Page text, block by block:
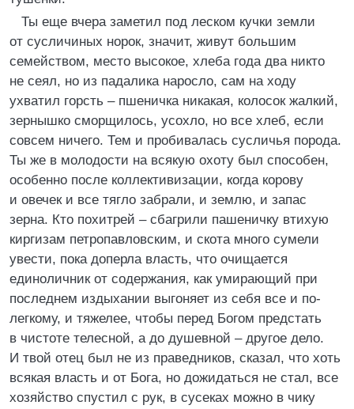
Ты еще вчера заметил под леском кучки земли
от сусличиных норок, значит, живут большим
семейством, место высокое, хлеба года два никто
не сеял, но из падалика наросло, сам на ходу
ухватил горсть – пшеничка никакая, колосок жалкий,
зернышко сморщилось, усохло, но все хлеб, если
совсем ничего. Тем и пробивалась сусличья порода.
Ты же в молодости на всякую охоту был способен,
особенно после коллективизации, когда корову
и овечек и все тягло забрали, и землю, и запас
зерна. Кто похитрей – сбагрили пашеничку втихую
киргизам петропавловским, и скота много сумели
увести, пока доперла власть, что очищается
единоличник от содержания, как умирающий при
последнем издыхании выгоняет из себя все и по-
легкому, и тяжелее, чтобы перед Богом предстать
в чистоте телесной, а до душевной – другое дело.
И твой отец был не из праведников, сказал, что хоть
всякая власть и от Бога, но дожидаться не стал, все
хозяйство спустил с рук, в сусеках можно в чику